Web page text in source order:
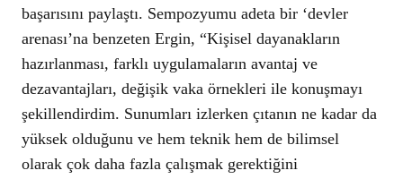
başarısını paylaştı. Sempozyumu adeta bir ‘devler
arenası’na benzeten Ergin, “Kişisel dayanakların
hazırlanması, farklı uygulamaların avantaj ve
dezavantajları, değişik vaka örnekleri ile konuşmayı
şekillendirdim. Sunumları izlerken çıtanın ne kadar da
yüksek olduğunu ve hem teknik hem de bilimsel
olarak çok daha fazla çalışmak gerektiğini